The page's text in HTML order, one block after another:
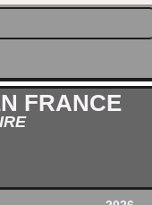
FRANCE